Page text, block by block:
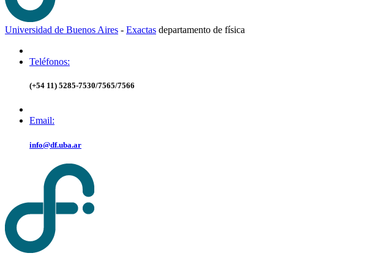
Universidad de Buenos Aires - Exactas departamento de física
Teléfonos:
(+54 11) 5285-7530/7565/7566
Email:
info@df.uba.ar